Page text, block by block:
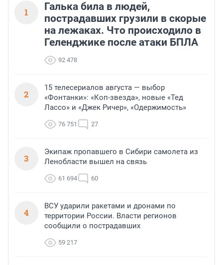
1
Галька била в людей,
пострадавших грузили в скорые
на лежаках. Что происходило в
Геленджике после атаки БПЛА
92 478
2
15 телесериалов августа — выбор
«Фонтанки»: «Коп-звезда», новые «Тед
Лассо» и «Джек Ричер», «Одержимость»
76 751 27
3
Экипаж пропавшего в Сибири самолета из
Ленобласти вышел на связь
61 694 60
4
ВСУ ударили ракетами и дронами по
территории России. Власти регионов
сообщили о пострадавших
59 217